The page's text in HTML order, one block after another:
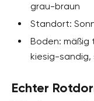
grau-braun
Standort:
Boden: mäßig
kiesig-sandig,
Echter